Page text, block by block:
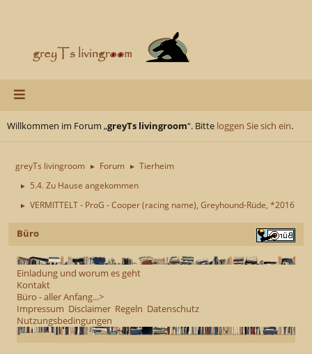
Willkommen im Forum „greyTs livingroom“. Bitte loggen Sie sich ein.
greyTs livingroom ► Forum ► Tierheim
► 5.4. Zu Hause angekommen
► VERMITTELT - ProG - Cooper (racing name), Greyhound-Rüde, *2016
Büro
Einladung und worum es geht
Kontakt
Büro - aller Anfang...>
Impressum Disclaimer Regeln Datenschutz
Nutzungsbedingungen